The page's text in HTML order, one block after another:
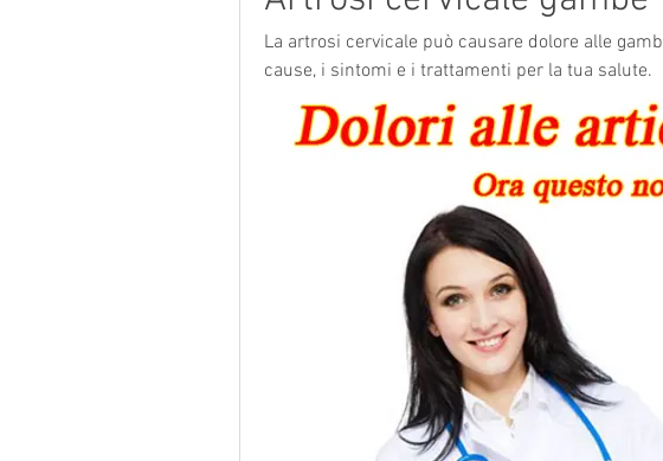
La artrosi cervicale può causare dolore alle
cause, i sintomi e i trattamenti per la tua salute.